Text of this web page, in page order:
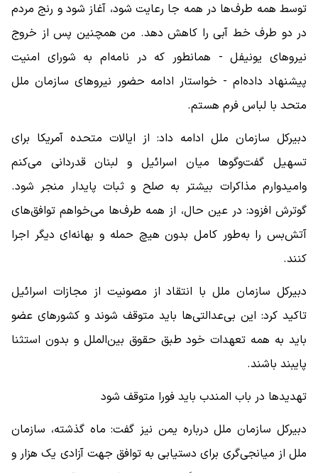
توسط همه طرف‌ها در همه جا رعایت شود، آغاز شود و رنج مردم
در دو طرف خط آبی را کاهش دهد. من همچنین پس از خروج
نیرو‌های یونیفل - همانطور که در نامه‌ام به شورای امنیت
پیشنهاد داده‌ام - خواستار ادامه حضور نیرو‌های سازمان ملل
متحد با لباس فرم هستم.
دبیرکل سازمان ملل ادامه داد: از ایالات متحده آمریکا برای
تسهیل گفت‌و‌گو‌ها میان اسرائیل و لبنان قدردانی می‌کنم
وامیدوارم مذاکرات بیشتر به صلح و ثبات پایدار منجر شود.
گوترش افزود: در عین حال، از همه طرف‌ها می‌خواهم توافق‌های
آتش‌بس را به‌طور کامل بدون هیچ حمله و بهانه‌ای دیگر اجرا
کنند.
دبیرکل سازمان ملل با انتقاد از مصونیت از مجازات اسرائیل
تاکید کرد: این بی‌عدالتی‌ها باید متوقف شوند و کشور‌های عضو
باید به همه تعهدات خود طبق حقوق بین‌الملل و بدون استثنا
پایبند باشند.
تهدید‌ها در باب المندب باید فورا متوقف شود
دبیرکل سازمان ملل درباره یمن نیز گفت: ماه گذشته، سازمان
ملل از میانجی‌گری برای دستیابی به توافق جهت آزادی یک هزار و